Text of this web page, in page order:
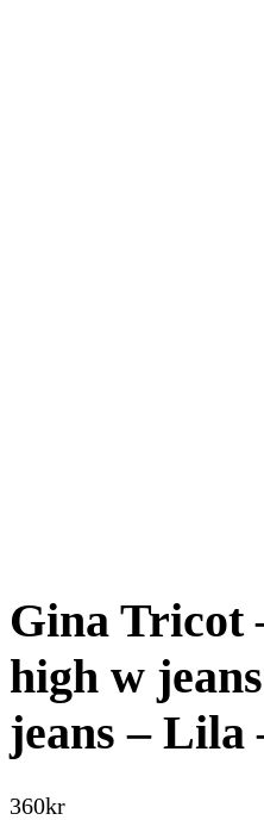
Gina Tricot
high w
jeans – Lila
360kr